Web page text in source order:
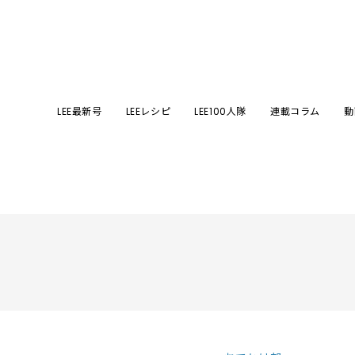
LEE最新号 LEEレシピ LEE100人隊 連載コラム